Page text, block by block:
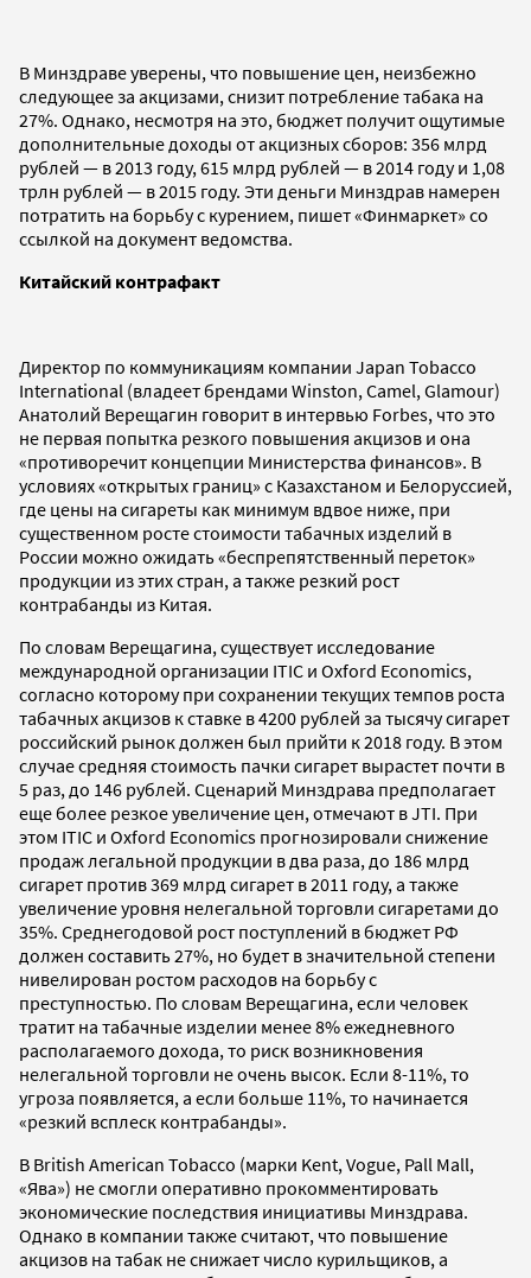
В Минздраве уверены, что повышение цен, неизбежно
следующее за акцизами, снизит потребление табака на
27%. Однако, несмотря на это, бюджет получит ощутимые
дополнительные доходы от акцизных сборов: 356 млрд
рублей — в 2013 году, 615 млрд рублей — в 2014 году и 1,08
трлн рублей — в 2015 году. Эти деньги Минздрав намерен
потратить на борьбу с курением, пишет «Финмаркет» со
ссылкой на документ ведомства.
Китайский контрафакт
Директор по коммуникациям компании Japan Tobacco
International (владеет брендами Winston, Camel, Glamour)
Анатолий Верещагин говорит в интервью Forbes, что это
не первая попытка резкого повышения акцизов и она
«противоречит концепции Министерства финансов». В
условиях «открытых границ» с Казахстаном и Белоруссией,
где цены на сигареты как минимум вдвое ниже, при
существенном росте стоимости табачных изделий в
России можно ожидать «беспрепятственный переток»
продукции из этих стран, а также резкий рост
контрабанды из Китая.
По словам Верещагина, существует исследование
международной организации ITIC и Oxford Economics,
согласно которому при сохранении текущих темпов роста
табачных акцизов к ставке в 4200 рублей за тысячу сигарет
российский рынок должен был прийти к 2018 году. В этом
случае средняя стоимость пачки сигарет вырастет почти в
5 раз, до 146 рублей. Сценарий Минздрава предполагает
еще более резкое увеличение цен, отмечают в JTI. При
этом ITIC и Oxford Economics прогнозировали снижение
продаж легальной продукции в два раза, до 186 млрд
сигарет против 369 млрд сигарет в 2011 году, а также
увеличение уровня нелегальной торговли сигаретами до
35%. Среднегодовой рост поступлений в бюджет РФ
должен составить 27%, но будет в значительной степени
нивелирован ростом расходов на борьбу с
преступностью. По словам Верещагина, если человек
тратит на табачные изделии менее 8% ежедневного
располагаемого дохода, то риск возникновения
нелегальной торговли не очень высок. Если 8-11%, то
угроза появляется, а если больше 11%, то начинается
«резкий всплеск контрабанды».
В British American Tobacco (марки Kent, Vogue, Pall Mall,
«Ява») не смогли оперативно прокомментировать
экономические последствия инициативы Минздрава.
Однако в компании также считают, что повышение
акцизов на табак не снижает число курильщиков, а